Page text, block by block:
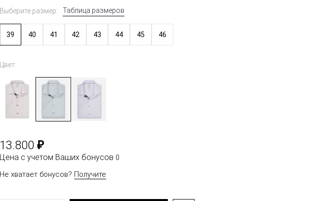
Выберите размер: Таблица размеров
39 40 41 42 43 44 45 46
Цвет:
13.800 ₽
Цена с учетом Ваших бонусов 0
Не хватает бонусов? Получите